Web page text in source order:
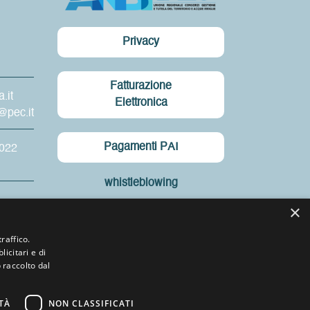
Privacy
Fatturazione
Elettronica
Pagamenti PAI
whistleblowing
×
e di
dal
NON CLASSIFICATI